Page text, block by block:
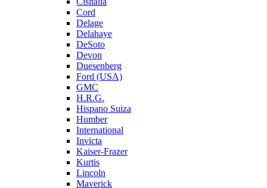
Cord
Delage
Delahaye
DeSoto
Devon
Duesenberg
Ford (USA)
GMC
H.R.G.
Hispano Suiza
Humber
International
Invicta
Kaiser-Frazer
Kurtis
Lincoln
Maverick